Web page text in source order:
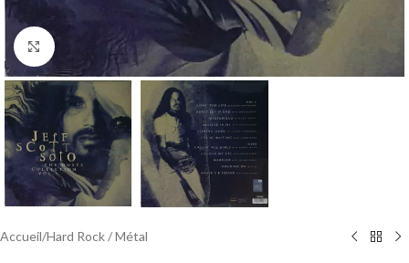
Cliquez pour agrandir
Accueil/Hard Rock / Métal